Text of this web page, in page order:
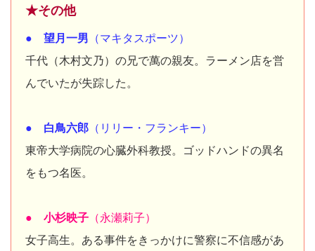
★その他
● 望月一男 （マキタスポーツ）
千代（木村文乃）の兄で萬の親友。ラーメン店を営
んでいたが失踪した。
● 白鳥六郎 （リリー・フランキー）
東帝大学病院の心臓外科教授。ゴッドハンドの異名
をもつ名医。
● 小杉映子 （永瀬莉子）
女子高生。ある事件をきっかけに警察に不信感があ